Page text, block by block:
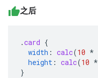
之后
.card {
width : calc(10 *
height : calc(10 *
}